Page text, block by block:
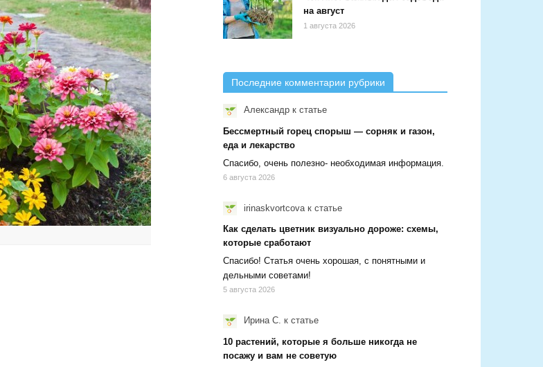
на август
1 августа 2026
Последние комментарии рубрики
Александр к статье
Бессмертный горец спорыш — сорняк и газон,
еда и лекарство
Спасибо, очень полезно- необходимая информация.
6 августа 2026
irinaskvortcova к статье
Как сделать цветник визуально дороже: схемы,
которые сработают
Спасибо! Статья очень хорошая, с понятными и
дельными советами!
5 августа 2026
Ирина С. к статье
10 растений, которые я больше никогда не
посажу и вам не советую